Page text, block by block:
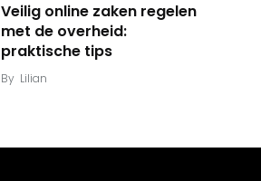
Veilig online zaken regelen
met de overheid:
praktische tips
By Lilian